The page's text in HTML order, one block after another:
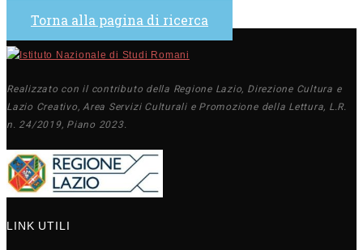
Torna alla pagina di ricerca
Realizzato con il contributo della Regione Lazio, Direzione Cultura e
Lazio Creativo, Area Servizi Culturali e Promozione della Lettura, L.R.
n. 24/2019, Piano 2023.
LINK UTILI